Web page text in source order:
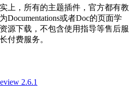
上，所有的主题插件，官方都有教
Documentations或者Doc的页面学
源下载，不包含使用指导等售后服
付费服务。